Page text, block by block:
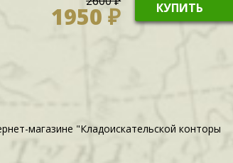
1950 ₽ КУПИТЬ
магазине "Кладоискательской конторы